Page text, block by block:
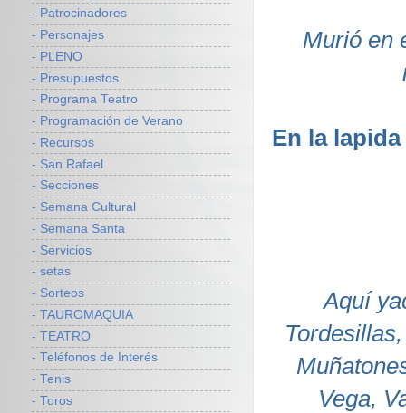
Murió en
En la
Aquí
Vega,
- Patrocinadores
- Personajes
- PLENO
- Presupuestos
- Programa Teatro
- Programación de Verano
- Recursos
- San Rafael
- Secciones
- Semana Cultural
- Semana Santa
- Servicios
- setas
- Sorteos
- TAUROMAQUIA
- TEATRO
- Teléfonos de Interés
- Tenis
- Toros